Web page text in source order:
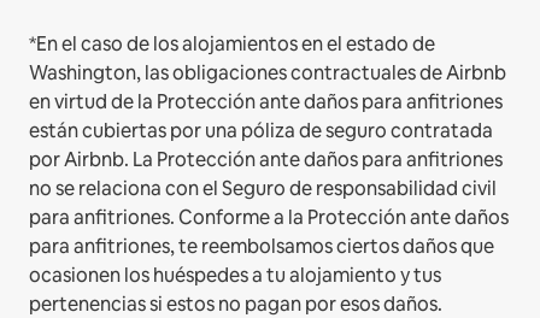
*En el caso de los alojamientos en el estado de
Washington, las obligaciones contractuales de Airbnb
en virtud de la Protección ante daños para anfitriones
están cubiertas por una póliza de seguro contratada
por Airbnb. La Protección ante daños para anfitriones
no se relaciona con el Seguro de responsabilidad civil
para anfitriones. Conforme a la Protección ante daños
para anfitriones, te reembolsamos ciertos daños que
ocasionen los huéspedes a tu alojamiento y tus
pertenencias si estos no pagan por esos daños.